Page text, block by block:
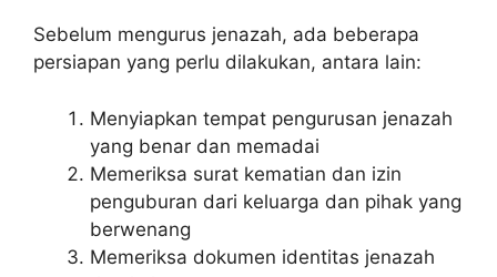
Sebelum mengurus jenazah, ada beberapa
persiapan yang perlu dilakukan, antara lain:
Menyiapkan tempat pengurusan jenazah
yang benar dan memadai
Memeriksa surat kematian dan izin
penguburan dari keluarga dan pihak yang
berwenang
Memeriksa dokumen identitas jenazah